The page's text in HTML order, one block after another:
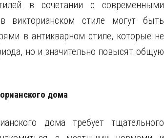
в сочетании с современными
викторианском стиле могут быть
в антикварном стиле, которые не
но и значительно повысят общую
дома
дома требует тщательного